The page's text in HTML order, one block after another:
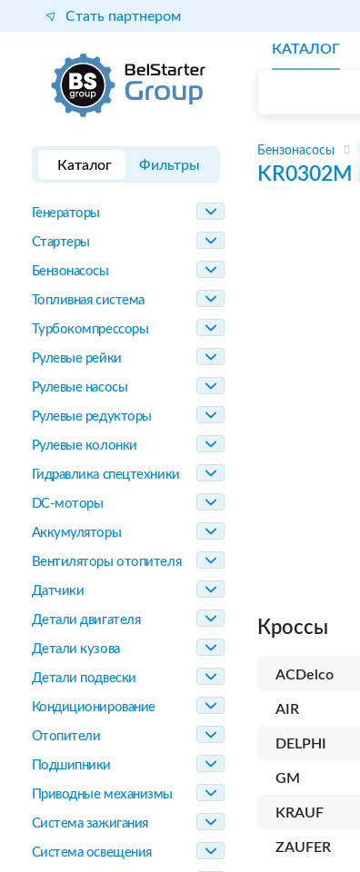
Стать партнером
КАТАЛОГ
Каталог Фильтры
Генераторы
Стартеры
Бензонасосы
Топливная система
Турбокомпрессоры
Рулевые рейки
Рулевые насосы
Рулевые редукторы
Рулевые колонки
Гидравлика спецтехники
DC-моторы
Аккумуляторы
Вентиляторы отопителя
Датчики
Детали двигателя
Детали кузова
Детали подвески
Кондиционирование
Отопители
Подшипники
Приводные механизмы
Система зажигания
Система освещения
Бензонасосы
KR0302M
Кроссы
ACDelco
AIR
DELPHI
GM
KRAUF
ZAUFER